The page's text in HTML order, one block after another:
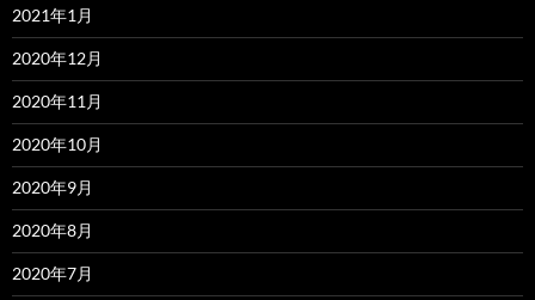
2021年1月
2020年12月
2020年11月
2020年10月
2020年9月
2020年8月
2020年7月